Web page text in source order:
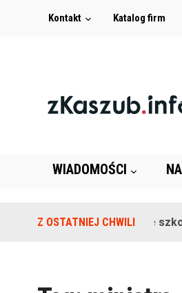
Kontakt Katalog firm
WIADOMOŚCI
Z OSTATNIEJ CHWILI
Na terenie